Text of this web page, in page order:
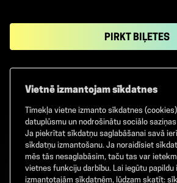
PIRKT BIĻETES
Facebook TikTok
©2026GAMMA. Visas
Vietnē izmantojam sīkdatnes
Tīmekļa vietne izmanto sīkdatnes
datuplūsmu un nodrošinātu sociālo
Ja piekrītat sīkdatņu saglabāšanai savā
sīkdatņu izmantošanu. Ja noraidīsiet
mēs tās nesaglabāsim, taču tas var
vietnes funkciju darbību. Lai iegūtu papildu
izmantotajām sīkdatnēm, lūdzam skatīt: